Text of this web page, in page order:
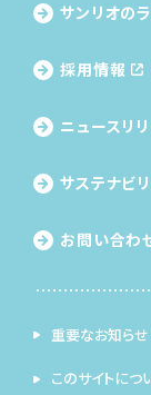
サンリオの
採用情報
ニュースリ
サステナビ
お問い合わ
重要なお知らせ
このサイトにつ